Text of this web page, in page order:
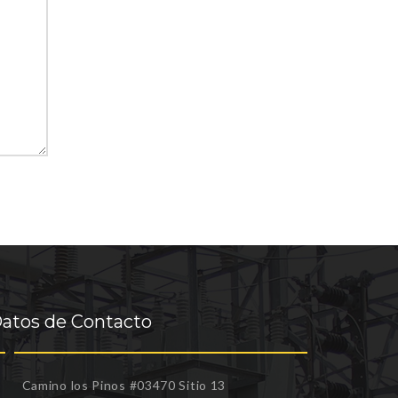
de Contacto
Camino los Pinos #03470 Sitio 13